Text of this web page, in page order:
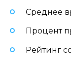
Среднее
Процент
Рейтинг